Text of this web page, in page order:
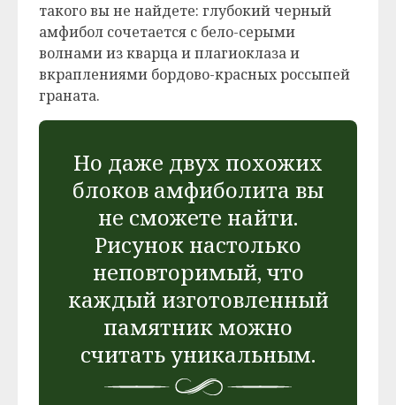
такого вы не найдете: глубокий черный
амфибол сочетается с бело-серыми
волнами из кварца и плагиоклаза и
вкраплениями бордово-красных россыпей
граната.
Но даже двух похожих
блоков амфиболита вы
не сможете найти.
Рисунок настолько
неповторимый, что
каждый изготовленный
памятник можно
считать уникальным.